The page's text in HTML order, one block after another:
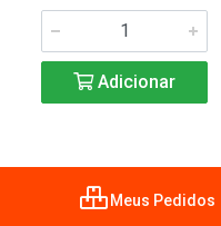
Adicionar
Meus Pedidos